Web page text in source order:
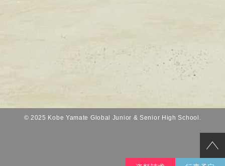
© 2025 Kobe Yamate Global Junior & Senior High School.